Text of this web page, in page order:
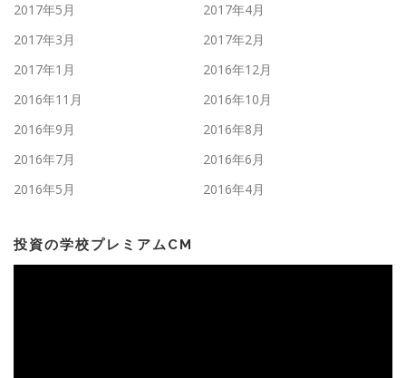
2017年5月
2017年4月
2017年3月
2017年2月
2017年1月
2016年12月
2016年11月
2016年10月
2016年9月
2016年8月
2016年7月
2016年6月
2016年5月
2016年4月
投資の学校プレミアムCM